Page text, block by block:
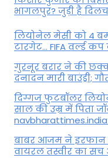
भागलपुर? जुड़ी है
ल‍ियोनेल मेसी को 4
टारगेट... FIFA वर्ल्ड
गुरनूर बरार ने की
दनादन मारी बाउंड्री;
दिग्गज फुटबॉलर
साल की उम्र में पिता
बाबर आजम ने इरफान
वायरल तस्वीर का